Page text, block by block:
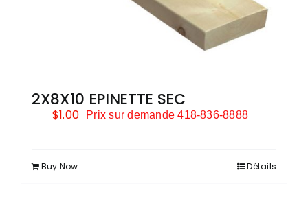
2X8X10 EPINETTE SEC
$1.00 Prix sur demande 418-836-8888
Buy Now Détails